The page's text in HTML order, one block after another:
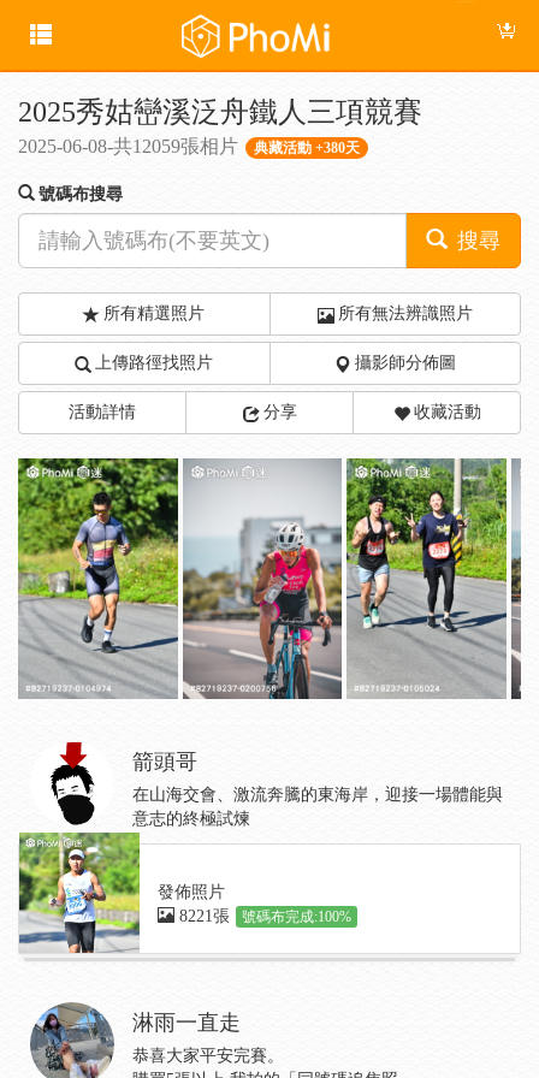
2025秀姑巒溪泛舟鐵人三項競賽
2025-06-08-共12059張相片 典藏活動 +380天
號碼布搜尋
搜尋
所有精選照片 所有無法辨識照片
上傳路徑找照片 攝影師分佈圖
活動詳情 分享 收藏活動
箭頭哥
在山海交會、激流奔騰的東海岸，迎接一場體能與
意志的終極試煉
發佈照片
8221張
號碼布完成:100%
淋雨一直走
恭喜大家平安完賽。